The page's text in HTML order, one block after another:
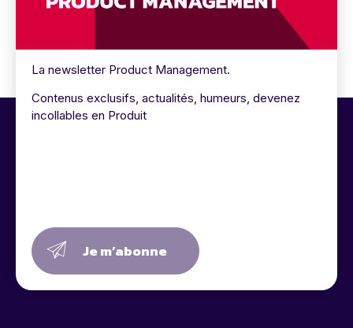
La newsletter Product Management.
Contenus exclusifs, actualités, humeurs, devenez
incollables en Produit
Je m’abonne